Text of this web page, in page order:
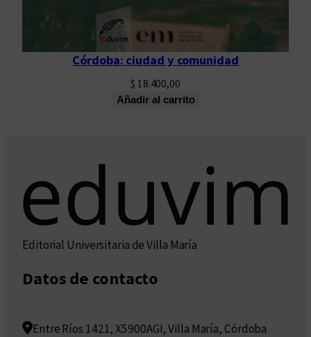
Córdoba: ciudad y comunidad
$ 18.400,00
Añadir al carrito
Editorial Universitaria de Villa María
Datos de contacto
Entre Ríos 1421, X5900AGI, Villa María, Córdoba